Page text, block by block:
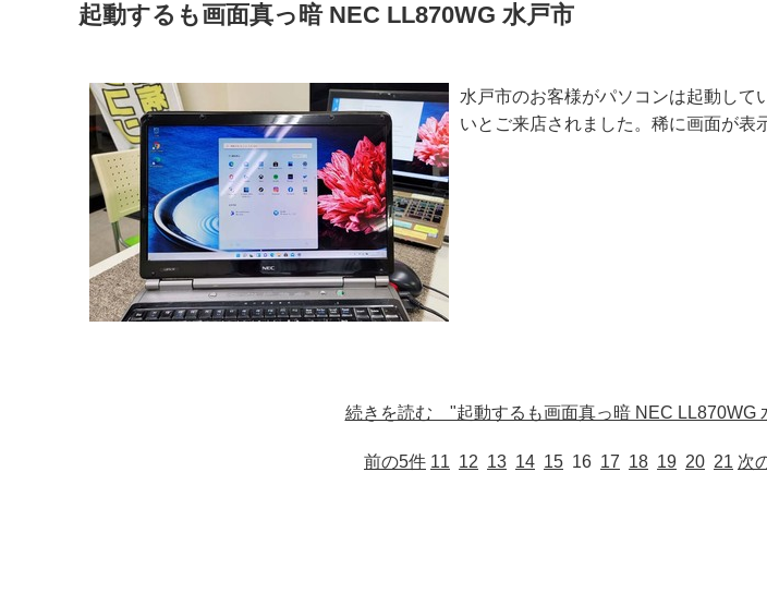
起動するも画面真っ暗 NEC LL870WG 水戸市
水戸市のお客様がパソコンは起動して
いとご来店されました。稀に画面が表
続きを読む "起動するも画面真っ暗 NEC LL870WG
前の5件 11 12 13 14 15 16 17 18 19 20 21 次